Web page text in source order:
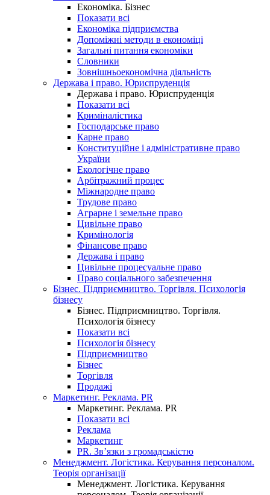
Економіка. Бізнес
Показати всі
Економіка підприємства
Допоміжні методи в економіці
Загальні питання економіки
Словники
Зовнішньоекономічна діяльність
Держава і право. Юриспруденція
Держава і право. Юриспруденція
Показати всі
Криміналістика
Господарське право
Карне право
Конституційне і адміністративне право
України
Екологічне право
Арбітражний процес
Міжнародне право
Трудове право
Аграрне і земельне право
Цивільне право
Кримінологія
Фінансове право
Держава і право
Цивільне процесуальне право
Право соціального забезпечення
Бізнес. Підприємництво. Торгівля. Психологія
бізнесу
Бізнес. Підприємництво. Торгівля.
Психологія бізнесу
Показати всі
Психологія бізнесу
Підприємництво
Бізнес
Торгівля
Продажі
Маркетинг. Реклама. PR
Маркетинг. Реклама. PR
Показати всі
Реклама
Маркетинг
PR. Зв’язки з громадськістю
Менеджмент. Логістика. Керування персоналом.
Теорія організації
Менеджмент. Логістика. Керування